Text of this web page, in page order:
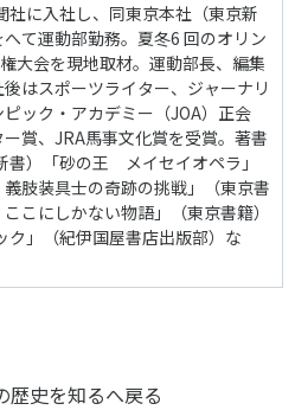
に入社し、同東京本社（東京新
て運動部勤務。夏冬6 回のオリン
大会を現地取材。運動部長、編集
はスポーツライター、ジャーナリ
ック・アカデミー（JOA）正会
賞、JRA馬事文化賞を受賞。著書
書）「砂の王 メイセイオペラ」
肢装具士の奇跡の挑戦」（東京書
こにしかない物語」（東京書籍）
ク」（紀伊国屋書店出版部）な
歴史を知るへ戻る